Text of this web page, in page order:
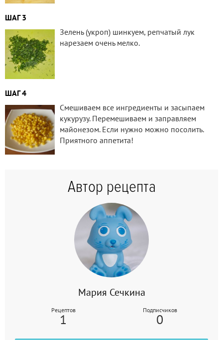
ШАГ 3
Зелень (укроп) шинкуем, репчатый лук
нарезаем очень мелко.
ШАГ 4
Смешиваем все ингредиенты и засыпаем
кукурузу. Перемешиваем и заправляем
майонезом. Если нужно можно посолить.
Приятного аппетита!
Автор рецепта
Мария Сечкина
Рецептов
1
Подписчиков
0